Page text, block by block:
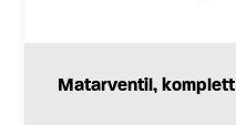
Matarventil, komplett